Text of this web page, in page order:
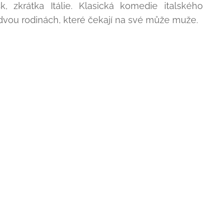
zkrátka Itálie. Klasická komedie italského
rodinách, které čekají na své může muže.